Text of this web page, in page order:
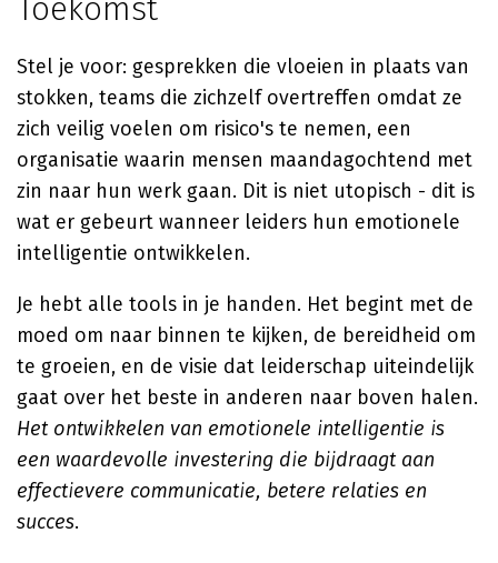
Toekomst
Stel je voor: gesprekken die vloeien in plaats van
stokken, teams die zichzelf overtreffen omdat ze
zich veilig voelen om risico's te nemen, een
organisatie waarin mensen maandagochtend met
zin naar hun werk gaan. Dit is niet utopisch - dit is
wat er gebeurt wanneer leiders hun emotionele
intelligentie ontwikkelen.
Je hebt alle tools in je handen. Het begint met de
moed om naar binnen te kijken, de bereidheid om
te groeien, en de visie dat leiderschap uiteindelijk
gaat over het beste in anderen naar boven halen.
Het ontwikkelen van emotionele intelligentie is
een waardevolle investering die bijdraagt aan
effectievere communicatie, betere relaties en
succes.